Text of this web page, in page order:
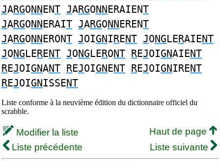
JARGONNENT JARGONNERAIENT
JARGONNERAIT JARGONNERENT
JARGONNERONT JOIGNIRENT JONGLERAIENT
JONGLERENT JONGLERONT REJOIGNAIENT
REJOIGNANT REJOIGNENT REJOIGNIRENT
REJOIGNISSENT
Liste conforme à la neuvième édition du dictionnaire officiel du
scrabble.
Modifier la liste
Haut de page
Liste précédente
Liste suivante